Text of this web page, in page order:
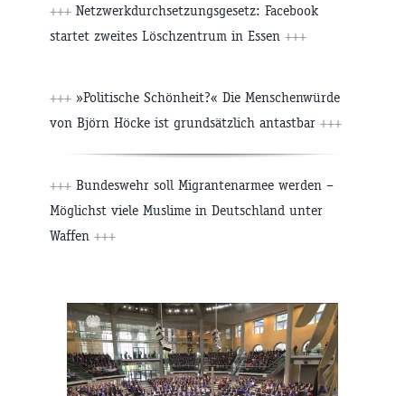
+++ Netzwerkdurchsetzungsgesetz: Facebook
startet zweites Löschzentrum in Essen +++
+++ »Politische Schönheit?« Die Menschenwürde
von Björn Höcke ist grundsätzlich antastbar +++
+++ Bundeswehr soll Migrantenarmee werden –
Möglichst viele Muslime in Deutschland unter
Waffen +++